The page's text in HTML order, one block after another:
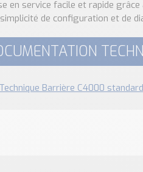
en service facile et rapide
de configuration et de
Barrière C4000